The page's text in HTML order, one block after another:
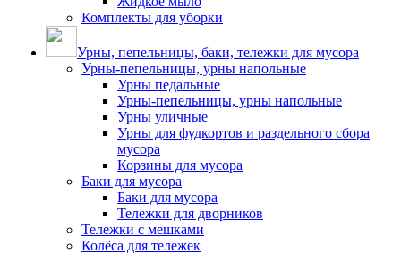
Комплекты для уборки
Урны, пепельницы, баки, тележки для мусора
Урны-пепельницы, урны напольные
Урны педальные
Урны-пепельницы, урны напольные
Урны уличные
Урны для фудкортов и раздельного сбора
мусора
Корзины для мусора
Баки для мусора
Баки для мусора
Тележки для дворников
Тележки с мешками
Колёса для тележек